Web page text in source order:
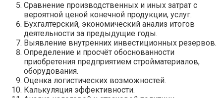
Сравнение производственных и иных затрат с
вероятной ценой конечной продукции, услуг.
Бухгалтерский, экономический анализ итогов
деятельности за предыдущие годы.
Выявление внутренних инвестиционных резервов.
Определение и просчёт обоснованности
приобретения предприятием стройматериалов,
оборудования.
Оценка логистических возможностей.
Калькуляция эффективности.